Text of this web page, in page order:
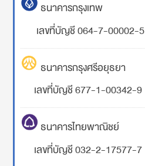
ธนาคารกรุงเทพ
เลขที่บัญชี 064-7-00002-5
ธนาคารกรุงศรีอยุธยา
เลขที่บัญชี 677-1-00342-9
ธนาคารไทยพาณิชย์
เลขที่บัญชี 032-2-17577-7